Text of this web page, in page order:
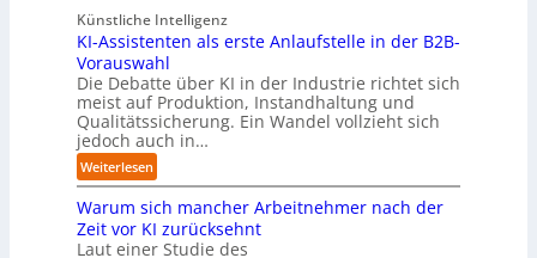
s
c
h
l
a
n
d
s
n
a
h
e
A
u
t
o
m
a
t
d
i
e
Z
u
k
u
n
f
t
d
e
r
t
M
s
t
r
a
u
n
g
r
s
h
i
f
t
b
e
i
d
e
Künstliche Intelligenz
KI-Assistenten als erste Anlaufstelle in der B2B-
Vorauswahl
Die Debatte über KI in der Industrie richtet sich
meist auf Produktion, Instandhaltung und
Qualitätssicherung. Ein Wandel vollzieht sich
jedoch auch in…
Weiterlesen:
K
I
-
A
Warum sich mancher Arbeitnehmer nach der
Zeit vor KI zurücksehnt
Laut einer Studie des